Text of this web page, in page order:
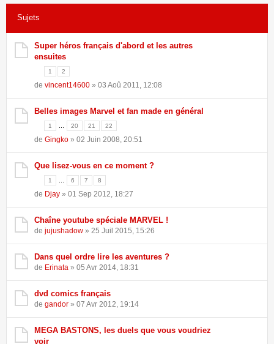
162 sujets •Page1sur4• 1 2 3 4
Sujets
Super héros français d'abord et les autres
ensuites
1 2
de vincent14600 » 03 Aoû 2011, 12:08
Belles images Marvel et fan made en général
1 ... 20 21 22
de Gingko » 02 Juin 2008, 20:51
Que lisez-vous en ce moment ?
1 ... 6 7 8
de Djay » 01 Sep 2012, 18:27
Chaîne youtube spéciale MARVEL !
de jujushadow » 25 Juil 2015, 15:26
Dans quel ordre lire les aventures ?
de Erinata » 05 Avr 2014, 18:31
dvd comics français
de gandor » 07 Avr 2012, 19:14
MEGA BASTONS, les duels que vous voudriez
voir